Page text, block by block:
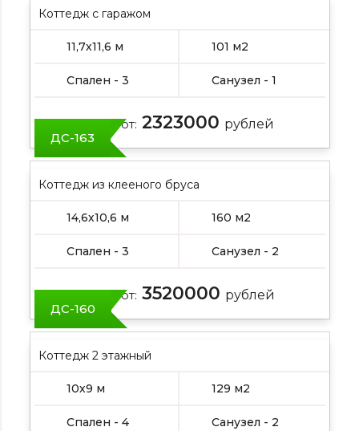
Коттедж с гаражом
11,7х11,6 м 101 м2
Спален - 3 Санузел - 1
Цена от: 2323000 рублей
ДС-163
Коттедж из клееного бруса
14,6х10,6 м 160 м2
Спален - 3 Санузел - 2
Цена от: 3520000 рублей
ДС-160
Коттедж 2 этажный
10х9 м 129 м2
Спален - 4 Санузел - 2